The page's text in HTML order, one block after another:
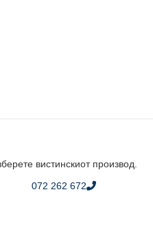
вистинскиот производ.
072 262 672